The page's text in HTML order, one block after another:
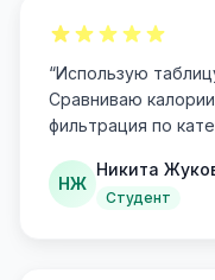
“Использую
Сравниваю
фильтрация по
НЖ
Никита
Студент